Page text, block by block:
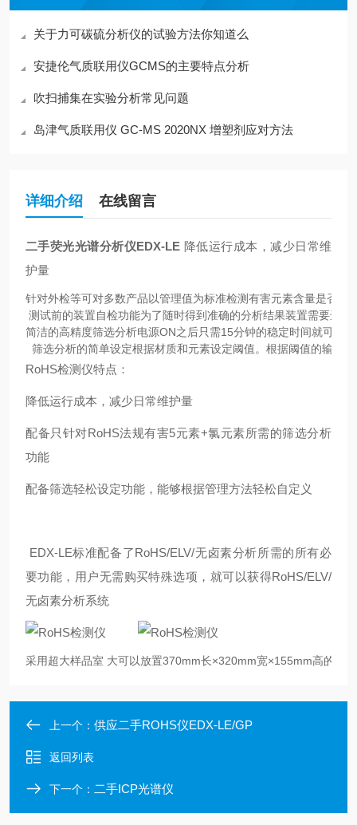
关于力可碳硫分析仪的试验方法你知道么
安捷伦气质联用仪GCMS的主要特点分析
吹扫捕集在实验分析常见问题
岛津气质联用仪 GC-MS 2020NX 增塑剂应对方法
详细介绍 在线留言
二手荧光光谱分析仪EDX-LE 降低运行成本，减少日常维
护量
针对外检等可对多数产品以管理值为标准检测有害元素含量是否
测试前的装置自检功能为了随时得到准确的分析结果装置需要进
简洁的高精度筛选分析电源ON之后只需15分钟的稳定时间就可开
筛选分析的简单设定根据材质和元素设定阈值。根据阈值的输入
RoHS检测仪特点：
降低运行成本，减少日常维护量
配备只针对RoHS法规有害5元素+氯元素所需的筛选分析
功能
配备筛选轻松设定功能，能够根据管理方法轻松自定义
EDX-LE标准配备了RoHS/ELV/无卤素分析所需的所有必
要功能，用户无需购买特殊选项，就可以获得RoHS/ELV/
无卤素分析系统
采用超大样品室 大可以放置370mm长×320mm宽×155mm高的大
上一个： 供应二手ROHS仪EDX-LE/GP
返回列表
下一个： 二手ICP光谱仪